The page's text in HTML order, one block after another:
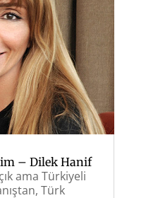
– Dilek Hanif
ama Türkiyeli
Türk